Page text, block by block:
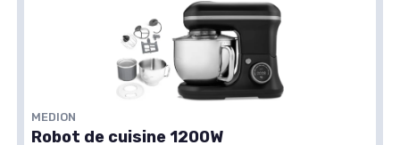
MEDION
Robot de cuisine 1200W